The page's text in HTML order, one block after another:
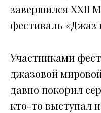
завершился XXII
фестиваль
Участниками
джазовой
давно покорил
кто-то выступал